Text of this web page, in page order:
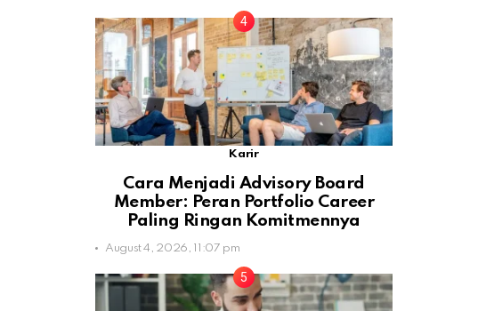
Karir
Cara Menjadi Advisory Board
Member: Peran Portfolio Career
Paling Ringan Komitmennya
August 4, 2026, 11:07 pm